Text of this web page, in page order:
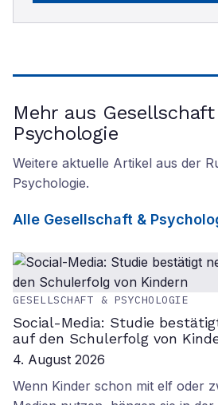
Mehr aus Gesellschaft
Psychologie
Weitere aktuelle Artikel aus der
Psychologie.
Alle Gesellschaft &
GESELLSCHAFT & PSYCHOLOGIE
Social-Media: Studie
auf den Schulerfolg von
4. August 2026
Wenn Kinder schon mit elf oder